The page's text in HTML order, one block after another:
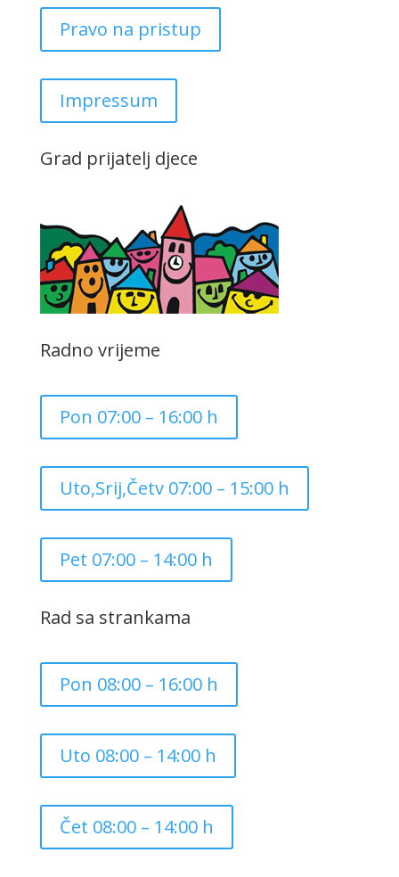
Pravo na pristup
Impressum
Grad prijatelj djece
Radno vrijeme
Pon 07:00 – 16:00 h
Uto,Srij,Četv 07:00 – 15:00 h
Pet 07:00 – 14:00 h
Rad sa strankama
Pon 08:00 – 16:00 h
Uto 08:00 – 14:00 h
Čet 08:00 – 14:00 h